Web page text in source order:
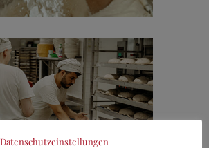
Datenschutzeinstellungen